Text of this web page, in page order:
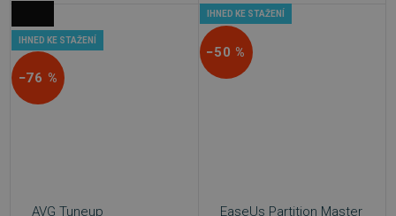
IHNED KE STAŽENÍ
−76 %
AVG Tuneup
IHNED KE STAŽENÍ
−50 %
EaseUs Partition Master